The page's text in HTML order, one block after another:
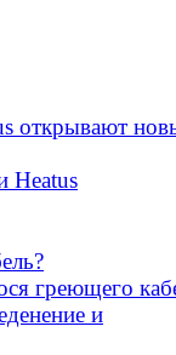
открывают
Heatus
греющего
и